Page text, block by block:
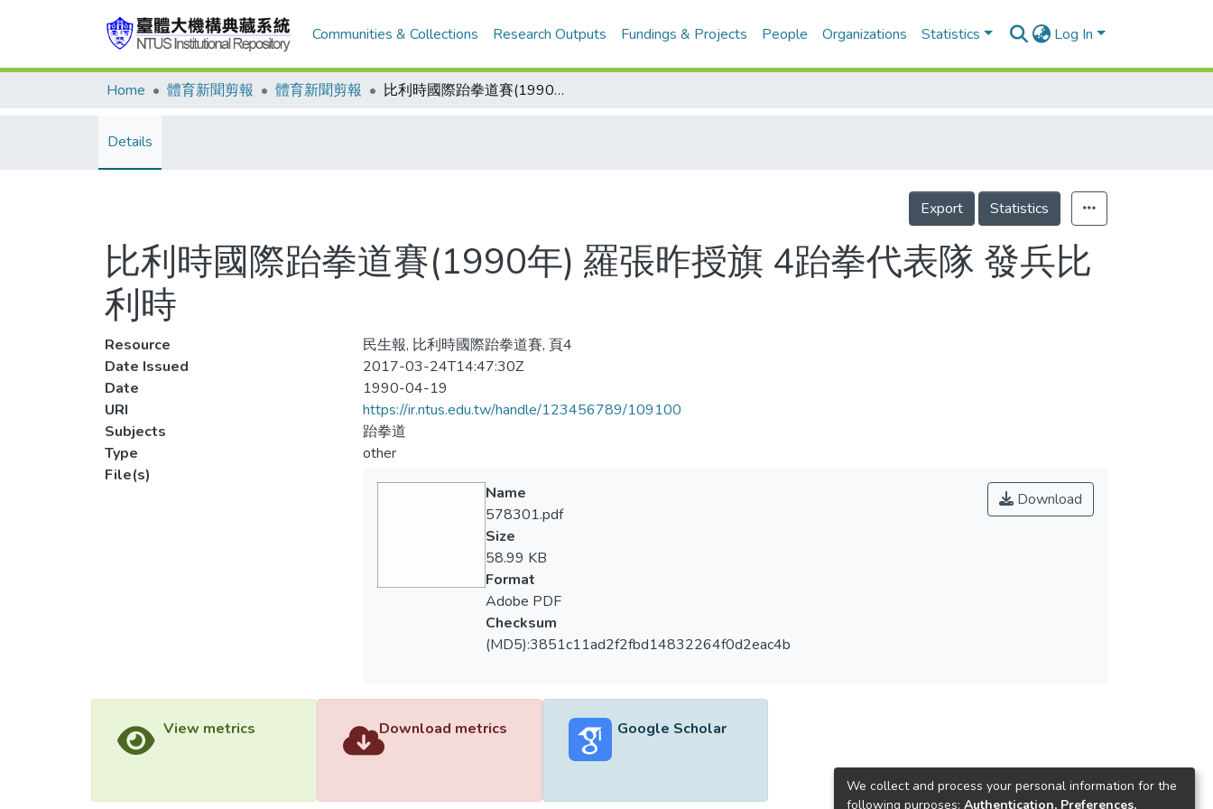
Communities & Collections Research Outputs Fundings & Projects People Organizations Statistics Log In
Home 體育新聞剪報 體育新聞剪報 比利時國際跆拳道賽(1990年) 羅張昨授旗 4跆拳代表隊 發兵比利時
Details
Export Statistics
比利時國際跆拳道賽(1990年) 羅張昨授旗 4跆拳代表隊 發兵比
利時
Resource
民生報, 比利時國際跆拳道賽, 頁4
Date Issued
2017-03-24T14:47:30Z
Date
1990-04-19
URI
https://ir.ntus.edu.tw/handle/123456789/109100
Subjects
跆拳道
Type
other
File(s)
Download
Name
578301.pdf
Size
58.99 KB
Format
Adobe PDF
Checksum
(MD5):3851c11ad2f2fbd14832264f0d2eac4b
View metrics Download metrics Google Scholar
We collect and process your personal information for the
following purposes: Authentication, Preferences,